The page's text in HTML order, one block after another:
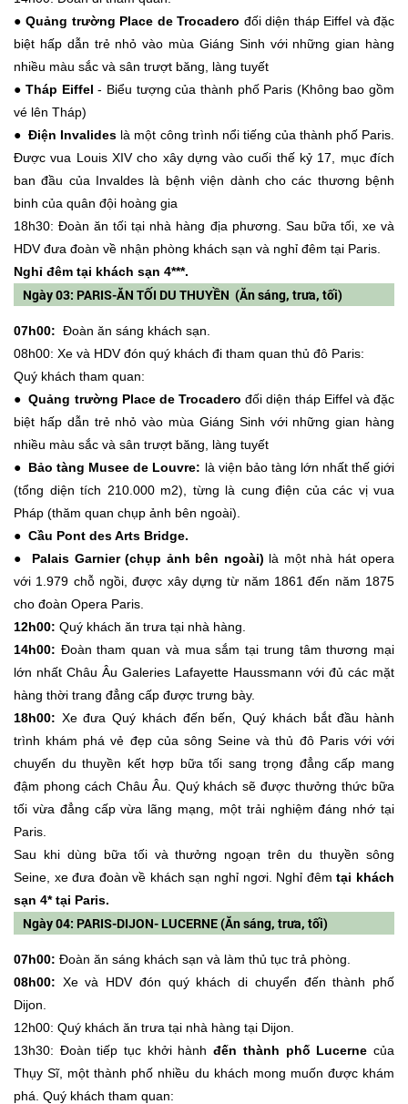
● Quảng trường Place de Trocadero đối diện tháp Eiffel và đặc
biệt hấp dẫn trẻ nhỏ vào mùa Giáng Sinh với những gian hàng
nhiều màu sắc và sân trượt băng, làng tuyết
● Tháp Eiffel- Biểu tượng của thành phố Paris (Không bao gồm
vé lên Tháp)
● Điện Invalides là một công trình nổi tiếng của thành phố Paris.
Được vua Louis XIV cho xây dựng vào cuối thế kỷ 17, mục đích
ban đầu của Invaldes là bệnh viện dành cho các thương bệnh
binh của quân đội hoàng gia
18h30: Đoàn ăn tối tại nhà hàng địa phương. Sau bữa tối, xe và
HDV đưa đoàn về nhận phòng khách sạn và nghỉ đêm tại Paris.
Nghỉ đêm tại khách sạn 4***.
Ngày 03: PARIS-ĂN TỐI DU THUYỀN (Ăn sáng, trưa, tối)
07h00: Đoàn ăn sáng khách sạn.
08h00: Xe và HDV đón quý khách đi tham quan thủ đô Paris:
Quý khách tham quan:
● Quảng trường Place de Trocadero đối diện tháp Eiffel và đặc
biệt hấp dẫn trẻ nhỏ vào mùa Giáng Sinh với những gian hàng
nhiều màu sắc và sân trượt băng, làng tuyết
● Bảo tàng Musee de Louvre: là viện bảo tàng lớn nhất thế giới
(tổng diện tích 210.000 m2), từng là cung điện của các vị vua
Pháp (thăm quan chụp ảnh bên ngoài).
● Cầu Pont des Arts Bridge.
● Palais Garnier (chụp ảnh bên ngoài) là một nhà hát opera
với 1.979 chỗ ngồi, được xây dựng từ năm 1861 đến năm 1875
cho đoàn Opera Paris.
12h00: Quý khách ăn trưa tại nhà hàng.
14h00: Đoàn tham quan và mua sắm tại trung tâm thương mại
lớn nhất Châu Âu Galeries Lafayette Haussmann với đủ các mặt
hàng thời trang đẳng cấp được trưng bày.
18h00: Xe đưa Quý khách đến bến, Quý khách bắt đầu hành
trình khám phá vẻ đẹp của sông Seine và thủ đô Paris với với
chuyến du thuyền kết hợp bữa tối sang trọng đẳng cấp mang
đậm phong cách Châu Âu. Quý khách sẽ được thưởng thức bữa
tối vừa đẳng cấp vừa lãng mạng, một trải nghiệm đáng nhớ tại
Paris.
Sau khi dùng bữa tối và thưởng ngoạn trên du thuyền sông
Seine, xe đưa đoàn về khách sạn nghỉ ngơi. Nghỉ đêmtại khách
sạn 4* tại Paris.
Ngày 04: PARIS-DIJON- LUCERNE (Ăn sáng, trưa, tối)
07h00: Đoàn ăn sáng khách sạn và làm thủ tục trả phòng.
08h00: Xe và HDV đón quý khách di chuyển đến thành phố
Dijon.
12h00: Quý khách ăn trưa tại nhà hàng tại Dijon.
13h30: Đoàn tiếp tục khởi hànhđến thành phố Lucerne của
Thụy Sĩ, một thành phố nhiều du khách mong muốn được khám
phá. Quý khách tham quan: